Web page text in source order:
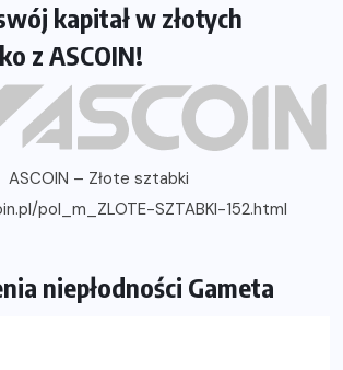
kapitał w złotych
z ASCOIN!
ASCOIN – Złote sztabki
pol_m_ZLOTE-SZTABKI-152.html
niepłodności Gameta